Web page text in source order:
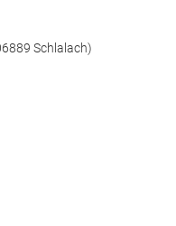
Schlalach)